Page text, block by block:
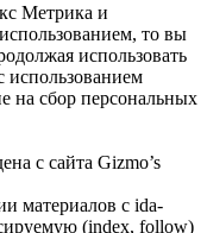
Метрика и
то вы
использовать
использованием
на сбор персональных
с сайта Gizmo’s
материалов с ida-
(index, follow)